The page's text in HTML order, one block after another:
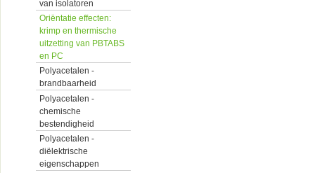
van isolatoren
Oriëntatie effecten:
krimp en thermische
uitzetting van PBTABS
en PC
Polyacetalen -
brandbaarheid
Polyacetalen -
chemische
bestendigheid
Polyacetalen -
diëlektrische
eigenschappen